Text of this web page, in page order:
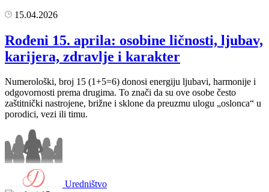
15.04.2026
Rođeni 15. aprila: osobine ličnosti, ljubav,
karijera, zdravlje i karakter
Numerološki, broj 15 (1+5=6) donosi energiju ljubavi, harmonije i
odgovornosti prema drugima. To znači da su ove osobe često
zaštitnički nastrojene, brižne i sklone da preuzmu ulogu „oslonca“ u
porodici, vezi ili timu.
Uredništvo